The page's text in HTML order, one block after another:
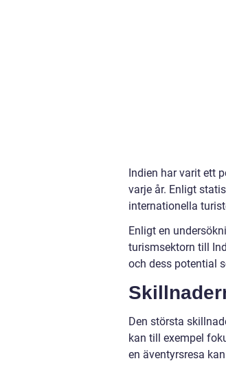
Indien har varit ett
varje år. Enligt
internationella
Enligt en
turismsektorn till
och dess potential
Den största
kan till exempel
en äventyrsresa